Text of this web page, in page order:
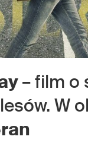
– film o
W